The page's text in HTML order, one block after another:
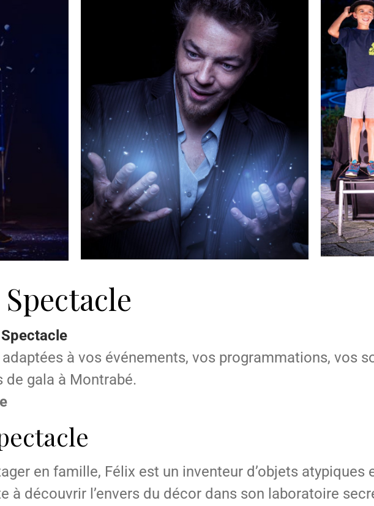
à vos événements, vos programmations, vos
de gala à Montrabé.
en famille, Félix est un inventeur d’objets atypiques
à découvrir l’envers du décor dans son laboratoire